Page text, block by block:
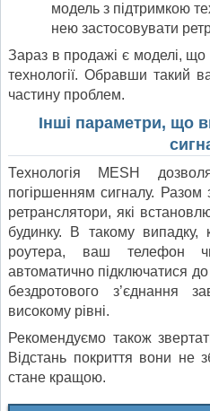
модель з підтримкою
нею застосовувати
Зараз в продажі є моделі, що
технології. Обравши такий
частину проблем.
Інші параметри, що
Технологія MESH
погіршенням сигналу. Разом
ретранслятори, які
будинку. В такому випадку,
роутера, ваш телефон
автоматично підключатися
бездротового з’єднання
високому рівні.
Рекомендуємо також
Відстань покриття вони не
стане кращою.